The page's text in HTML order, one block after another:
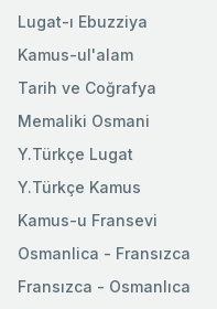
Lugat-ı Ebuzziya
Kamus-ul'alam
Tarih ve Coğrafya
Memaliki Osmani
Y.Türkçe Lugat
Y.Türkçe Kamus
Kamus-u Fransevi
Osmanlica - Fransızca
Fransızca - Osmanlıca